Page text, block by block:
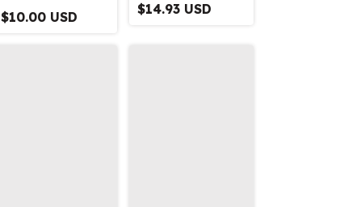
$10.00 USD $14.93 USD